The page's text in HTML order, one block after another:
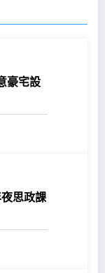
豪宅設
思政課